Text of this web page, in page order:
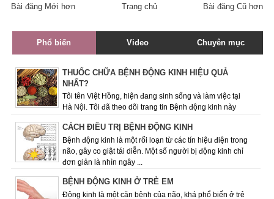
Bài đăng Mới hơn Bài đăng Cũ hơn
Trang chủ
Phổ biến Video Chuyên mục
THUỐC CHỮA BỆNH ĐỘNG KINH HIỆU QUẢ
NHẤT?
Tôi tên Việt Hồng, hiện đang sinh sống và làm việc tại
Hà Nội. Tôi đã theo dõi trang tin Bệnh động kinh này
CÁCH ĐIỀU TRỊ BỆNH ĐỘNG KINH
Bệnh động kinh là một rối loạn từ các tín hiệu điện trong
não, gây co giật tái diễn. Một số người bị động kinh chỉ
đơn giản là nhìn ngây ...
BỆNH ĐỘNG KINH Ở TRẺ EM
Động kinh là một căn bệnh của não, khá phổ biến ở trẻ